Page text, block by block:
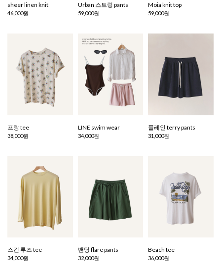
sheer linen knit
46,000원
Urban 스트링 pants
59,000원
Moia knit top
59,000원
프랑 tee
38,000원
LINE swim wear
34,000원
플레인 terry pants
31,000원
스킨 루즈 tee
34,000원
밴딩 flare pants
32,000원
Beach tee
36,000원